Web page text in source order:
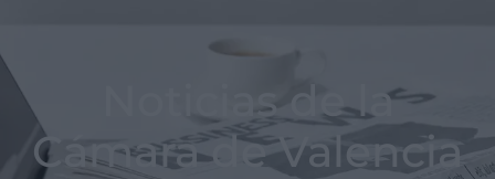
Noticias de la
Cámara de Valencia